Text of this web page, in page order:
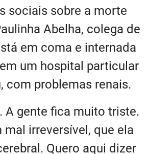
sociais sobre a morte
Abelha, colega de
em coma e internada
um hospital particular
com problemas renais.
A gente fica muito triste.
mal irreversível, que ela
Quero aqui dizer